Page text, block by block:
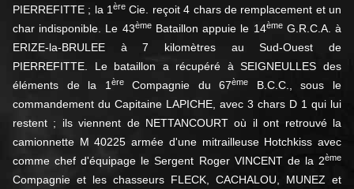
PIERREFITTE ; la 1ère Cie. reçoit 4 chars de remplacement et un
char indisponible. Le 43èmeBataillon appuie le 14èmeG.R.C.A. à
ERIZE-la-BRULEE à 7 kilomètres au Sud-Ouest de
PIERREFITTE. Le bataillon a récupéré à SEIGNEULLES des
éléments de la 1 èreCompagnie du 67ème
B.C.C., sous le
commandement du Capitaine LAPICHE, avec 3 chars D 1 qui lui
restent ; ils viennent de NETTANCOURT où il ont retrouvé la
camionnette M 40225 armée d'une mitrailleuse Hotchkiss avec
comme chef d'équipage le Sergent Roger VINCENT de la 2ème
Compagnie et les chasseurs FLECK, CACHALOU, MUNEZ et